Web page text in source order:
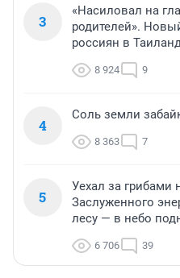
3
«Насиловал на
родителей».
россиян в
8 924 9
4
Соль земли
8 363 7
5
Уехал за грибами
Заслуженного
лесу — в небо
6 706 39